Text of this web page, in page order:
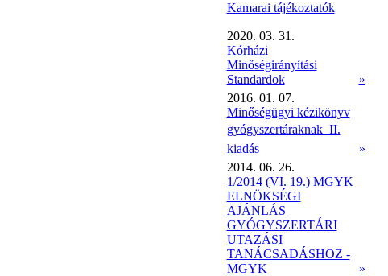
Kamarai tájékoztatók
2020. 03. 31.
Kórházi
Minőségirányítási
Standardok
»
2016. 01. 07.
Minőségügyi kézikönyv
gyógyszertáraknak  II.
kiadás
»
2014. 06. 26.
1/2014 (VI. 19.) MGYK
ELNÖKSÉGI
AJÁNLÁS
GYÓGYSZERTÁRI
UTAZÁSI
TANÁCSADÁSHOZ -
MGYK
»